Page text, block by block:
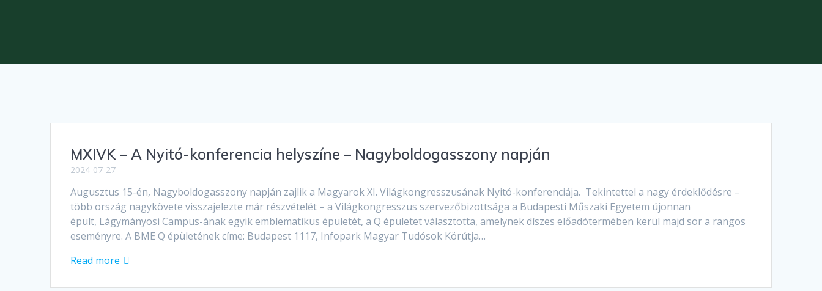
MXIVK – A Nyitó-konferencia helyszíne – Nagyboldogasszony napján
2024-07-27
Augusztus 15-én, Nagyboldogasszony napján zajlik a Magyarok XI. Világkongresszusának Nyitó-konferenciája. Tekintettel a nagy érdeklődésre –
több ország nagykövete visszajelezte már részvételét – a Világkongresszus szervezőbizottsága a Budapesti Műszaki Egyetem újonnan
épült, Lágymányosi Campus-ának egyik emblematikus épületét, a Q épületet választotta, amelynek díszes előadótermében kerül majd sor a rangos
eseményre. A BME Q épületének címe: Budapest 1117, Infopark Magyar Tudósok Körútja…
Read more